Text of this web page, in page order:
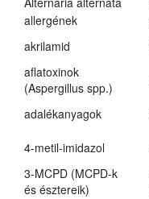
allergének
akrilamid
aflatoxinok
(Aspergillus spp.)
adalékanyagok
4-metil-imidazol
3-MCPD (MCPD-k
és észtereik)